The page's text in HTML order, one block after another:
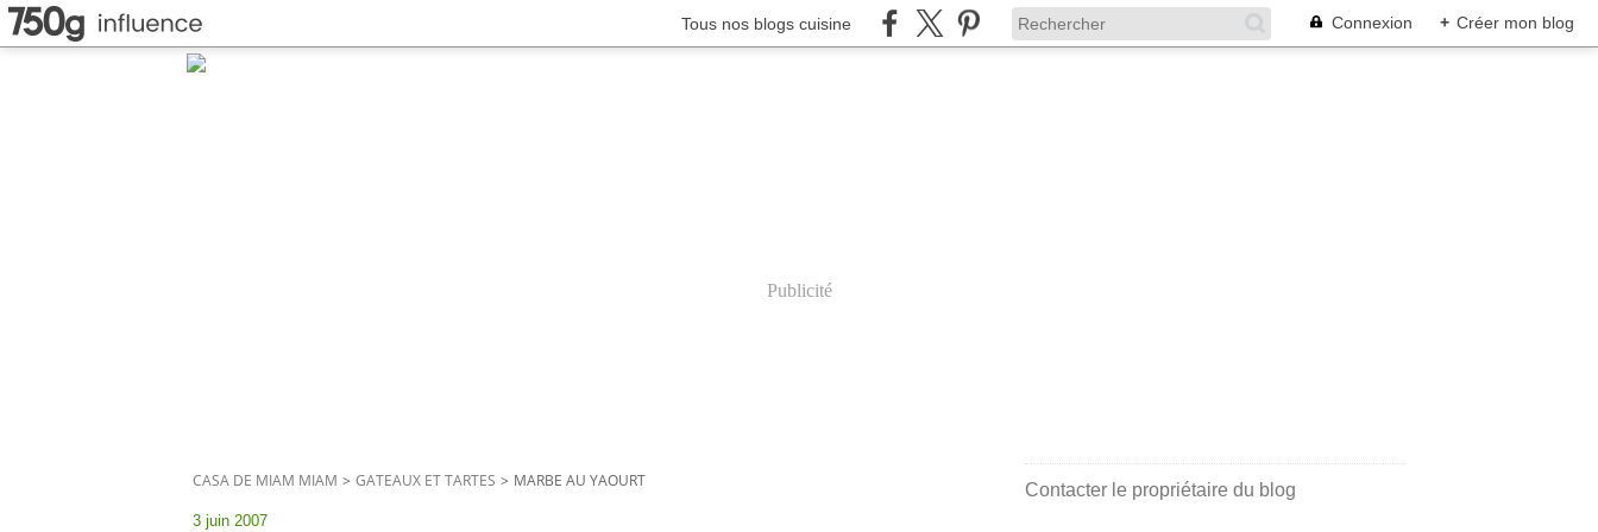
Tous nos blogs cuisine Connexion + Créer mon blog
Publicité
CASA DE MIAM MIAM > GATEAUX ET TARTES > MARBE AU YAOURT
3 juin 2007
Contacter le propriétaire du blog